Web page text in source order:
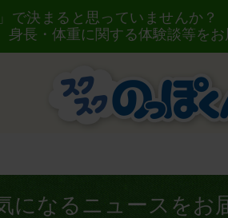
で決まると思っていませんか
身長・体重に関する体験談等を
になるニュースをお